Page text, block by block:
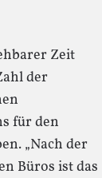
Zeit
der
für den
„Nach der
Büros ist das